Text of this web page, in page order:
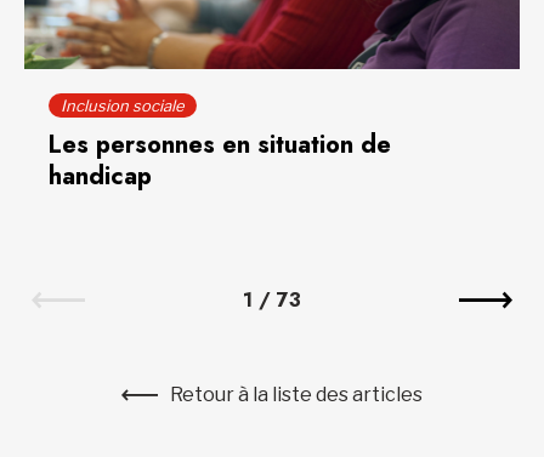
Inclusion sociale
Les personnes en situation de
handicap
1 / 73
Retour à la liste des articles